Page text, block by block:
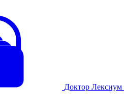
Доктор Лексиум